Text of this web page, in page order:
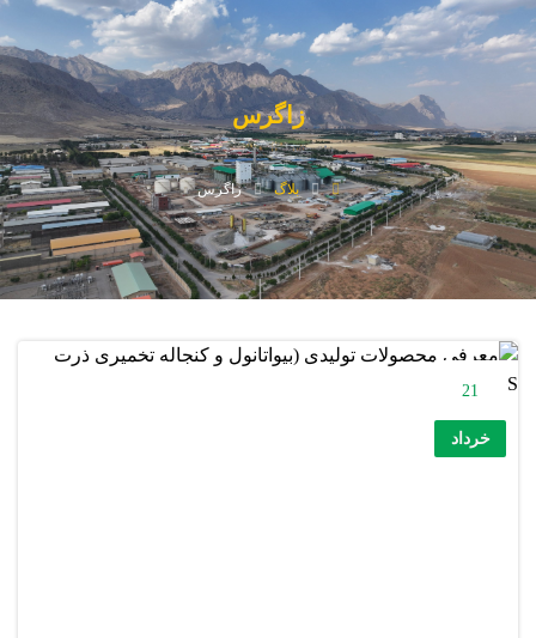
زاگرس
بلاگ زاگرس
21
خرداد